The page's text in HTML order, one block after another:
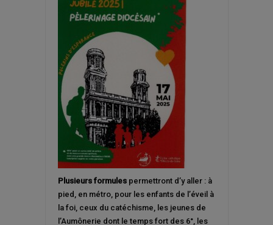
Plusieurs formulespermettront d’y aller : à
pied, en métro, pour les enfants de l’éveil à
la foi, ceux du catéchisme, les jeunes de
l’Aumônerie dont le temps fort des 6°, les